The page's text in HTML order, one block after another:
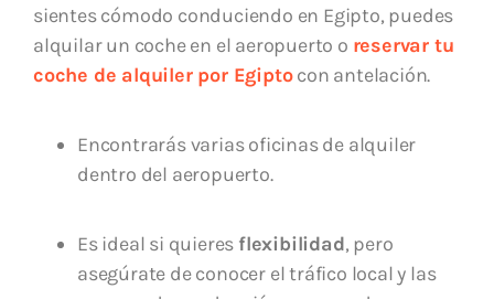
sientes cómodo conduciendo en Egipto, puedes
alquilar un coche en el aeropuerto o reservar tu
coche de alquiler por Egiptocon antelación.
Encontrarás varias oficinas de alquiler
dentro del aeropuerto.
Es ideal si quieres flexibilidad, pero
asegúrate de conocer el tráfico local y las